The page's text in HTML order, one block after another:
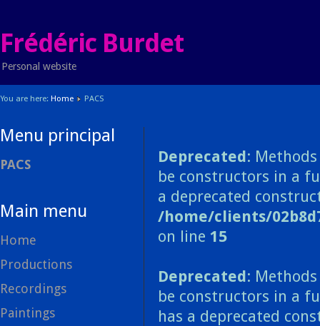
Frédéric Burdet
Personal website
You are here: Home PACS
Menu principal
PACS
Main menu
Home
Productions
Recordings
Paintings
Deprecated:
be constructors in a
a deprecated
/home/clients/
on line 15
Deprecated:
be constructors in a
has a deprecated